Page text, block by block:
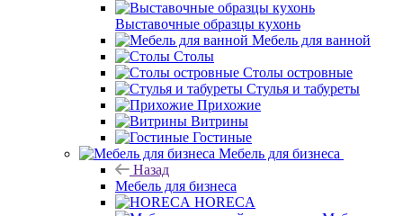
Выставочные образцы кухонь
Мебель для ванной
Столы
Столы островные
Стулья и табуреты
Прихожие
Витрины
Гостиные
Мебель для бизнеса
Назад
Мебель для бизнеса
HORECA